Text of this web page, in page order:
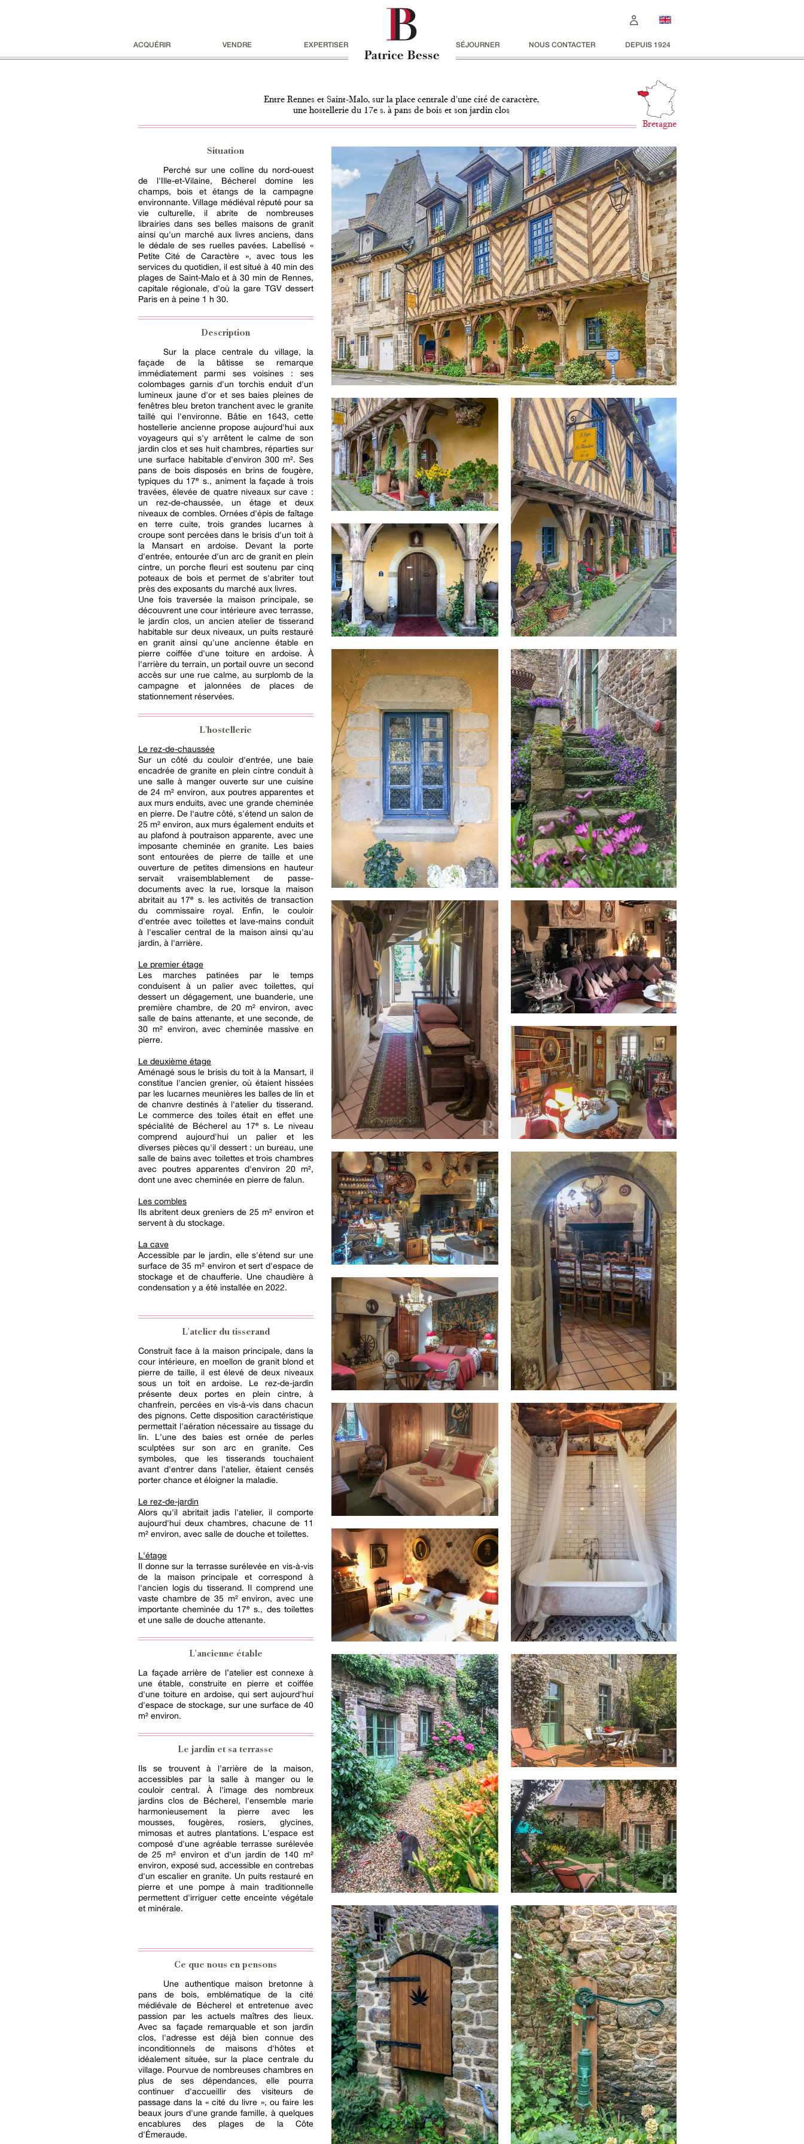
ACQUÉRIR VENDRE EXPERTISER SÉJOURNER NOUS CONTACTER DEPUIS 1924
Entre Rennes et Saint-Malo, sur la place centrale d'une cité de caractère,
une hostellerie du 17e s. à pans de bois et son jardin clos
Bretagne
Situation
Perché sur une colline du nord-ouest
de l'Ille-et-Vilaine, Bécherel domine les
champs, bois et étangs de la campagne
environnante. Village médiéval réputé pour sa
vie culturelle, il abrite de nombreuses
librairies dans ses belles maisons de granit
ainsi qu'un marché aux livres anciens, dans
le dédale de ses ruelles pavées. Labellisé «
Petite Cité de Caractère », avec tous les
services du quotidien, il est situé à 40 min des
plages de Saint-Malo et à 30 min de Rennes,
capitale régionale, d'où la gare TGV dessert
Paris en à peine 1 h 30.
Description
Sur la place centrale du village, la
façade de la bâtisse se remarque
immédiatement parmi ses voisines : ses
colombages garnis d'un torchis enduit d'un
lumineux jaune d'or et ses baies pleines de
fenêtres bleu breton tranchent avec le granite
taillé qui l'environne. Bâtie en 1643, cette
hostellerie ancienne propose aujourd'hui aux
voyageurs qui s'y arrêtent le calme de son
jardin clos et ses huit chambres, réparties sur
une surface habitable d'environ 300 m². Ses
pans de bois disposés en brins de fougère,
typiques du 17ᵉ s., animent la façade à trois
travées, élevée de quatre niveaux sur cave :
un rez-de-chaussée, un étage et deux
niveaux de combles. Ornées d'épis de faîtage
en terre cuite, trois grandes lucarnes à
croupe sont percées dans le brisis d'un toit à
la Mansart en ardoise. Devant la porte
d'entrée, entourée d'un arc de granit en plein
cintre, un porche fleuri est soutenu par cinq
poteaux de bois et permet de s'abriter tout
près des exposants du marché aux livres.
Une fois traversée la maison principale, se
découvrent une cour intérieure avec terrasse,
le jardin clos, un ancien atelier de tisserand
habitable sur deux niveaux, un puits restauré
en granit ainsi qu'une ancienne étable en
pierre coiffée d'une toiture en ardoise. À
l'arrière du terrain, un portail ouvre un second
accès sur une rue calme, au surplomb de la
campagne et jalonnées de places de
stationnement réservées.
L'hostellerie
Le rez-de-chaussée
Sur un côté du couloir d'entrée, une baie
encadrée de granite en plein cintre conduit à
une salle à manger ouverte sur une cuisine
de 24 m² environ, aux poutres apparentes et
aux murs enduits, avec une grande cheminée
en pierre. De l'autre côté, s'étend un salon de
25 m² environ, aux murs également enduits et
au plafond à poutraison apparente, avec une
imposante cheminée en granite. Les baies
sont entourées de pierre de taille et une
ouverture de petites dimensions en hauteur
servait vraisemblablement de passe-
documents avec la rue, lorsque la maison
abritait au 17ᵉ s. les activités de transaction
du commissaire royal. Enfin, le couloir
d'entrée avec toilettes et lave-mains conduit
à l'escalier central de la maison ainsi qu'au
jardin, à l'arrière.
Le premier étage
Les marches patinées par le temps
conduisent à un palier avec toilettes, qui
dessert un dégagement, une buanderie, une
première chambre, de 20 m² environ, avec
salle de bains attenante, et une seconde, de
30 m² environ, avec cheminée massive en
pierre.
Le deuxième étage
Aménagé sous le brisis du toit à la Mansart, il
constitue l'ancien grenier, où étaient hissées
par les lucarnes meunières les balles de lin et
de chanvre destinés à l'atelier du tisserand.
Le commerce des toiles était en effet une
spécialité de Bécherel au 17ᵉ s. Le niveau
comprend aujourd'hui un palier et les
diverses pièces qu'il dessert : un bureau, une
salle de bains avec toilettes et trois chambres
avec poutres apparentes d'environ 20 m²,
dont une avec cheminée en pierre de falun.
Les combles
Ils abritent deux greniers de 25 m² environ et
servent à du stockage.
La cave
Accessible par le jardin, elle s'étend sur une
surface de 35 m² environ et sert d'espace de
stockage et de chaufferie. Une chaudière à
condensation y a été installée en 2022.
L'atelier du tisserand
Construit face à la maison principale, dans la
cour intérieure, en moellon de granit blond et
pierre de taille, il est élevé de deux niveaux
sous un toit en ardoise. Le rez-de-jardin
présente deux portes en plein cintre, à
chanfrein, percées en vis-à-vis dans chacun
des pignons. Cette disposition caractéristique
permettait l'aération nécessaire au tissage du
lin. L'une des baies est ornée de perles
sculptées sur son arc en granite. Ces
symboles, que les tisserands touchaient
avant d'entrer dans l'atelier, étaient censés
porter chance et éloigner la maladie.
Le rez-de-jardin
Alors qu'il abritait jadis l'atelier, il comporte
aujourd'hui deux chambres, chacune de 11
m² environ, avec salle de douche et toilettes.
L'étage
Il donne sur la terrasse surélevée en vis-à-vis
de la maison principale et correspond à
l'ancien logis du tisserand. Il comprend une
vaste chambre de 35 m² environ, avec une
importante cheminée du 17ᵉ s., des toilettes
et une salle de douche attenante.
L'ancienne étable
La façade arrière de l’atelier est connexe à
une étable, construite en pierre et coiffée
d'une toiture en ardoise, qui sert aujourd'hui
d'espace de stockage, sur une surface de 40
m² environ.
Le jardin et sa terrasse
Ils se trouvent à l'arrière de la maison,
accessibles par la salle à manger ou le
couloir central. À l'image des nombreux
jardins clos de Bécherel, l'ensemble marie
harmonieusement la pierre avec les
mousses, fougères, rosiers, glycines,
mimosas et autres plantations. L'espace est
composé d'une agréable terrasse surélevée
de 25 m² environ et d'un jardin de 140 m²
environ, exposé sud, accessible en contrebas
d'un escalier en granite. Un puits restauré en
pierre et une pompe à main traditionnelle
permettent d'irriguer cette enceinte végétale
et minérale.
Ce que nous en pensons
Une authentique maison bretonne à
pans de bois, emblématique de la cité
médiévale de Bécherel et entretenue avec
passion par les actuels maîtres des lieux.
Avec sa façade remarquable et son jardin
clos, l'adresse est déjà bien connue des
inconditionnels de maisons d'hôtes et
idéalement située, sur la place centrale du
village. Pourvue de nombreuses chambres en
plus de ses dépendances, elle pourra
continuer d'accueillir des visiteurs de
passage dans la « cité du livre », ou faire les
beaux jours d'une grande famille, à quelques
encablures des plages de la Côte
d'Émeraude.